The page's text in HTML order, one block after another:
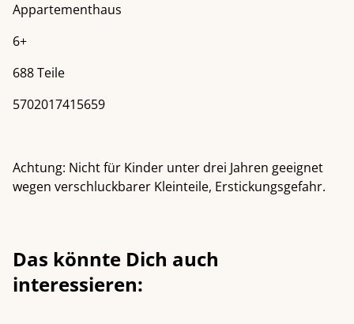
Appartementhaus
6+
688 Teile
5702017415659
Achtung: Nicht für Kinder unter drei Jahren geeignet
wegen verschluckbarer Kleinteile, Erstickungsgefahr.
Das könnte Dich auch
interessieren: